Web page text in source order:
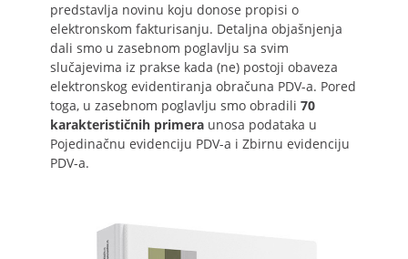
predstavlja novinu koju donose propisi o
elektronskom fakturisanju. Detaljna objašnjenja
dali smo u zasebnom poglavlju sa svim
slučajevima iz prakse kada (ne) postoji obaveza
elektronskog evidentiranja obračuna PDV-a. Pored
toga, u zasebnom poglavlju smo obradili 70
karakterističnih primera unosa podataka u
Pojedinačnu evidenciju PDV-a i Zbirnu evidenciju
PDV-a.